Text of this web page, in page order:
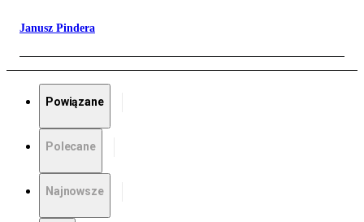
Janusz Pindera
Powiązane
Polecane
Najnowsze